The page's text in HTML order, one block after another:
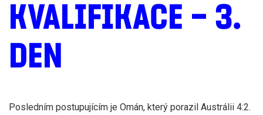
KVALIFIKACE – 3.
DEN
Posledním postupujícím je Omán, který porazil Austrálii 4:2.